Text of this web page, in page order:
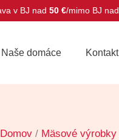
v BJ nad 50 €/mimo BJ nad
Naše domáce Kontakt
Domov / Mäsové výrobky
Desiatová